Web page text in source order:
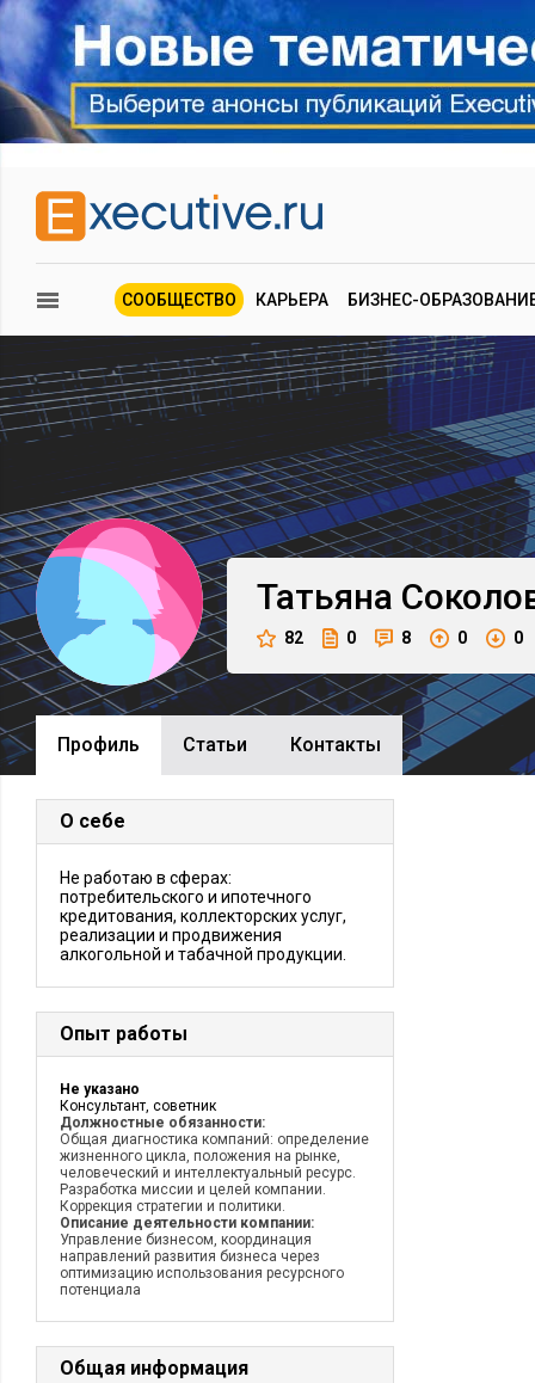
СООБЩЕСТВО КАРЬЕРА БИЗНЕС-
Татьяна
82 0 8 0 0
Профиль Cтатьи Контакты
О себе
Не работаю в сферах:
потребительского и ипотечного
кредитования, коллекторских услуг,
реализации и продвижения
алкогольной и табачной продукции.
Опыт работы
Не указано
Консультант, советник
Должностные обязанности:
Общая диагностика компаний: определение
жизненного цикла, положения на рынке,
человеческий и интеллектуальный ресурс.
Разработка миссии и целей компании.
Коррекция стратегии и политики.
Описание деятельности компании:
Управление бизнесом, координация
направлений развития бизнеса через
оптимизацию использования ресурсного
потенциала
Общая информация